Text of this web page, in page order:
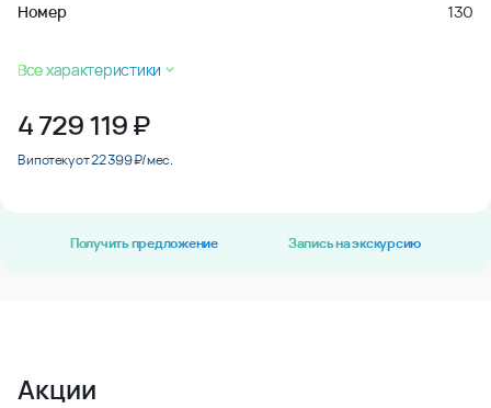
Номер 130
Все характеристики
4 729 119₽
В ипотеку от 22 399 ₽/мес.
Получить предложение Запись на экскурсию
Акции